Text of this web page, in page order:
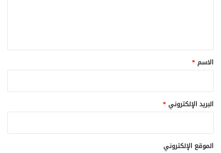
*
الاسم *
البريد الإلكتروني *
الموقع الإلكتروني